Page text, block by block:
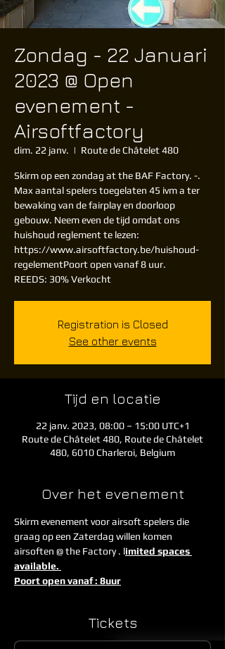
Zondag - 22 Januari
2023 @ Open
evenement -
Airsoftfactory
dim. 22 janv.
  |
Route de Châtelet 480
Skirm op een zondag at the BAF Factory. -.
Max aantal spelers toegelaten 45 ivm a ter
bewaking van de fairplay en doorloop
gebouw. Neem even de tijd omdat ons
huishoud reglement te lezen:
https://www.airsoftfactory.be/huishoud-
regelementPoort open vanaf 8 uur.
REEDS: 30% Verkocht
Registration is Closed
See other events
Tijd en locatie
22 janv. 2023, 08:00 – 15:00 UTC+1
Route de Châtelet 480, Route de Châtelet
480, 6010 Charleroi, Belgium
Over het evenement
Skirm evenement voor airsoft spelers die
graag op een Zaterdag willen komen
airsoften @ the Factory . limited spaces
available.
Poort open vanaf : 8uur
Tickets